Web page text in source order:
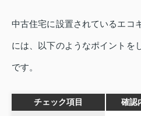
中古住宅に設置されているエコ
には、以下のようなポイントを
です。
チェック項目 確認